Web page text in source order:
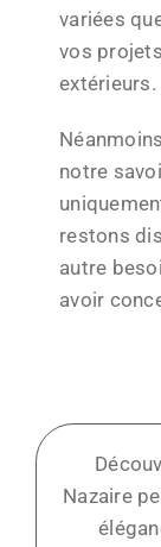
variées
vos
extérieurs.
notre
restons
autre
avoir
Nazaire